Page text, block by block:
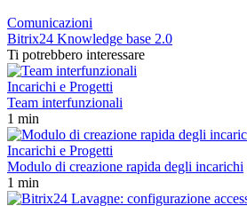
Comunicazioni
Bitrix24 Knowledge base 2.0
Ti potrebbero interessare
Incarichi e Progetti
Team interfunzionali
1 min
Incarichi e Progetti
Modulo di creazione rapida degli incarichi
1 min